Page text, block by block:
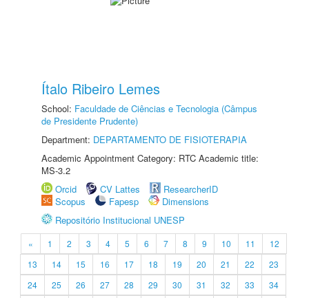
Ítalo Ribeiro Lemes
School: Faculdade de Ciências e Tecnologia (Câmpus
de Presidente Prudente)
Department: DEPARTAMENTO DE FISIOTERAPIA
Academic Appointment Category: RTC Academic title:
MS-3.2
Orcid
CV Lattes
ResearcherID
Scopus
Fapesp
Dimensions
Repositório Institucional UNESP
« 1 2 3 4 5 6 7 8 9 10 11
12
13
14 15 16 17 18 19 20 21 22
23
24
25 26 27 28 29 30 31 32 33
34